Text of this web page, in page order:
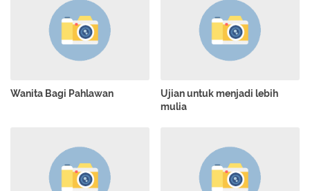
Wanita Bagi Pahlawan
Ujian untuk menjadi lebih
mulia